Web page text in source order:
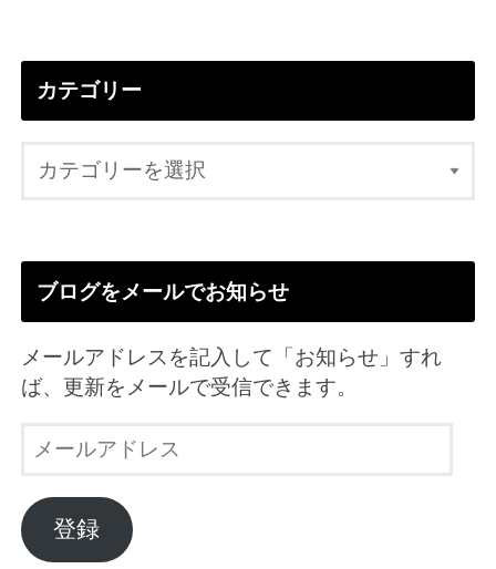
カテゴリー
ブログをメールでお知らせ
メールアドレスを記入して「お知らせ」すれ
ば、更新をメールで受信できます。
ル
ア
ド
登録